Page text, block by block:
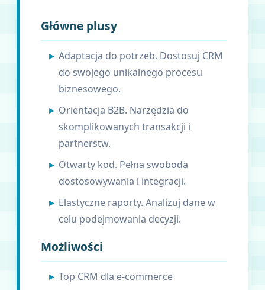
Główne plusy
Adaptacja do potrzeb. Dostosuj CRM
do swojego unikalnego procesu
biznesowego.
Orientacja B2B. Narzędzia do
skomplikowanych transakcji i
partnerstw.
Otwarty kod. Pełna swoboda
dostosowywania i integracji.
Elastyczne raporty. Analizuj dane w
celu podejmowania decyzji.
Możliwości
Top CRM dla e-commerce